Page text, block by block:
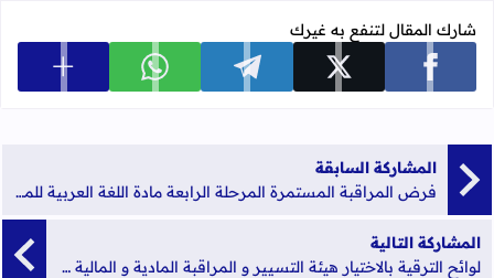
شارك المقال لتنفع به غيرك
شارك على facebook شارك على x شارك على telegram شارك على whatsapp عرض
المشاركة السابقة
فرض المراقبة المستمرة المرحلة الرابعة مادة اللغة العربية للمستوى الثالث ابتدائي 2023
المشاركة التالية
لوائح الترقية بالاختيار هيئة التسيير و المراقبة المادية و المالية برسم 2021